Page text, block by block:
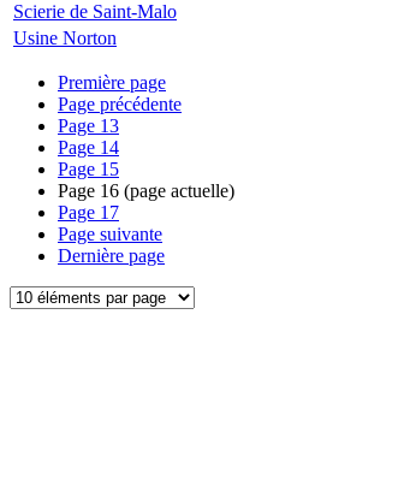
Scierie de Saint-Malo
Usine Norton
Première page
Page précédente
Page 13
Page 14
Page 15
Page 16 (page actuelle)
Page 17
Page suivante
Dernière page